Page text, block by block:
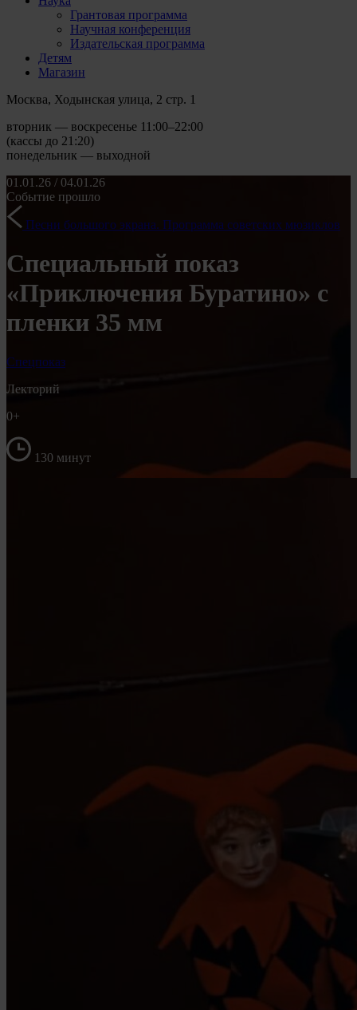
Грантовая программа
Научная конференция
Издательская программа
Детям
Магазин
Москва, Ходынская улица, 2 стр. 1
вторник — воскресенье 11:00–22:00
(кассы до 21:20)
понедельник — выходной
01.01.26 / 04.01.26
Событие прошло
Песни большого экрана. Программа советских мюзиклов
Специальный показ
«Приключения Буратино» с
пленки 35 мм
Спецпоказ
Лекторий
0+
130 минут